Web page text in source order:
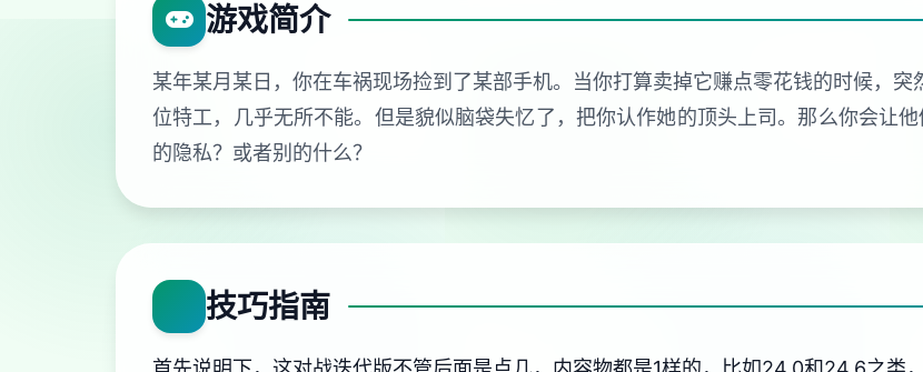
游戏简介
某年某月某日，你在车祸现场捡到了某部手机。当你打算卖掉它赚点零花钱的时候，
位特工，几乎无所不能。但是貌似脑袋失忆了，把你认作她的顶头上司。那么你会让
的隐私？或者别的什么？
技巧指南